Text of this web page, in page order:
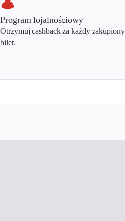
Program lojalnościowy
Otrzymuj cashback za każdy zakupiony
bilet.